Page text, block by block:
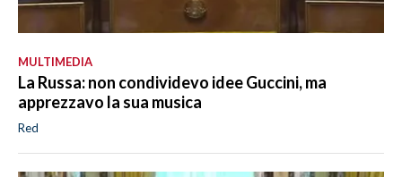
MULTIMEDIA
La Russa: non condividevo idee Guccini, ma
apprezzavo la sua musica
Red